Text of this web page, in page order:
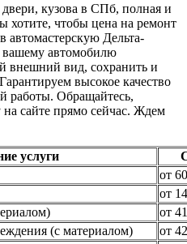
кузова в СПб, полная и
хотите, чтобы цена на ремонт
автомастерскую Дельта-
автомобилю
внешний вид, сохранить и
высокое качество
работы. Обращайтесь,
на сайте прямо сейчас. Ждем
услуги
от
от
от
(с материалом)
от